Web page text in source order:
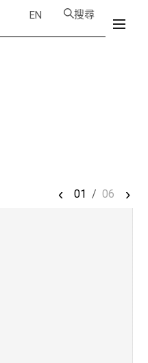
EN 搜尋
‹ 01 / 06 ›